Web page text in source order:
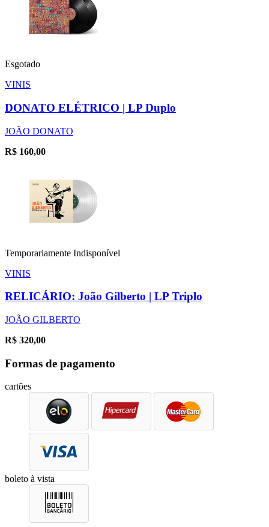
Esgotado
VINIS
DONATO ELÉTRICO | LP Duplo
JOÃO DONATO
R$ 160,00
Temporariamente Indisponível
VINIS
RELICÁRIO: João Gilberto | LP Triplo
JOÃO GILBERTO
R$ 320,00
Formas de pagamento
cartões
boleto à vista